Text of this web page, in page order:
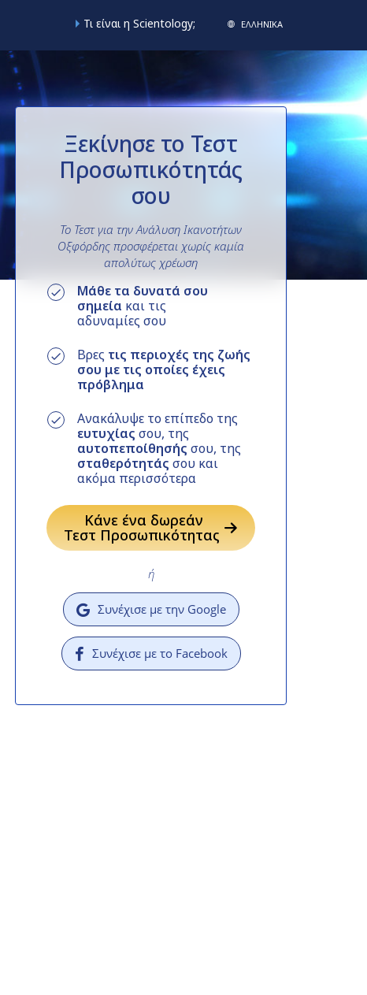
Τι είναι η Scientology; ΕΛΛΗΝΙΚA
Ξεκίνησε το Τεστ
Προσωπικότητάς
σου
Το Τεστ για την Ανάλυση Ικανοτήτων
Οξφόρδης προσφέρεται χωρίς καμία
απολύτως χρέωση
Μάθε τα δυνατά σου
σημεία και τις
αδυναμίες σου
Βρες τις περιοχές της ζωής
σου με τις οποίες έχεις
πρόβλημα
Ανακάλυψε το επίπεδο της
ευτυχίας σου, της
αυτοπεποίθησής σου, της
σταθερότητάς σου και
ακόμα περισσότερα
Κάνε ένα δωρεάν
Τεστ Προσωπικότητας
ή
Συνέχισε με την Google
Συνέχισε με το Facebook